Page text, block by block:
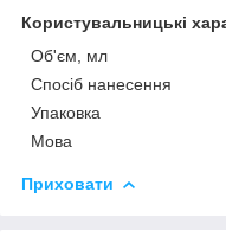
Користувальницькі
Об'єм, мл
Спосіб нанесення
Упаковка
Мова
Приховати